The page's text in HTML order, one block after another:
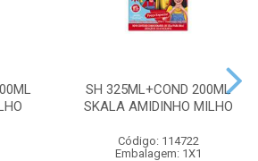
SH 325ML+COND 200ML
SKALA AMIDINHO MILHO
Código: 114722
Embalagem: 1X1